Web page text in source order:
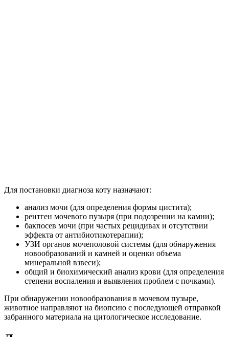
Для постановки диагноза коту назначают:
анализ мочи (для определения формы цистита);
рентген мочевого пузыря (при подозрении на камни);
бакпосев мочи (при частых рецидивах и отсутствии
эффекта от антибиотикотерапии);
УЗИ органов мочеполовой системы (для обнаружения
новообразований и камней и оценки объема
минеральной взвеси);
общий и биохимический анализ крови (для определения
степени воспаления и выявления проблем с почками).
При обнаружении новообразования в мочевом пузыре,
животное направляют на биопсию с последующей отправкой
забранного материала на цитологическое исследование.